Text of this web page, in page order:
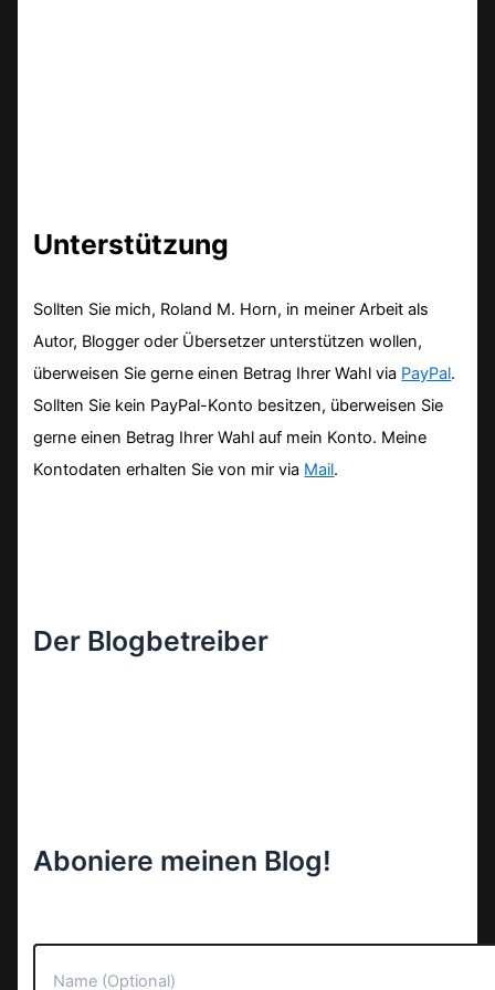
Unterstützung
Sollten Sie mich, Roland M. Horn, in meiner Arbeit als
Autor, Blogger oder Übersetzer unterstützen wollen,
überweisen Sie gerne einen Betrag Ihrer Wahl via PayPal.
Sollten Sie kein PayPal-Konto besitzen, überweisen Sie
gerne einen Betrag Ihrer Wahl auf mein Konto. Meine
Kontodaten erhalten Sie von mir via Mail.
Der Blogbetreiber
Aboniere meinen Blog!